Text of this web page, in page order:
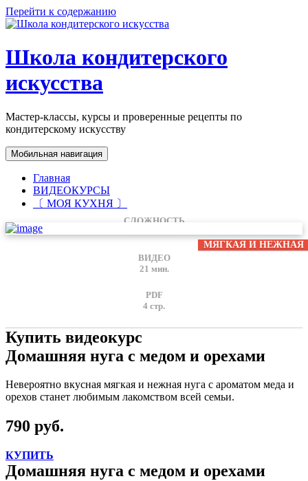
Перейти к содержанию
Школа кондитерского
искусства
Мастер-классы, курсы и проверенные рецепты по
кондитерскому искусству
Мобильная навигация
Главная
ВИДЕОКУРСЫ
〔 МОЯ КУХНЯ 〕
МЯГКАЯ И НЕЖНАЯ
СЛОЖНОСТЬ
ВИДЕО
21 мин.
PDF
4 стр.
Купить видеокурс
Домашняя нуга с медом и орехами
Невероятно вкусная мягкая и нежная нуга с ароматом меда и
орехов станет любимым лакомством всей семьи.
790 руб.
КУПИТЬ
Домашняя нуга с медом и орехами